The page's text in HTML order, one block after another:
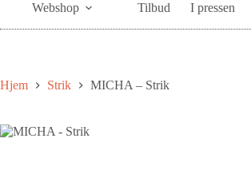
Webshop Tilbud I pressen
Hjem Strik MICHA – Strik